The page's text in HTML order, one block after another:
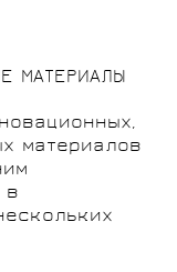
МАТЕРИАЛЫ
материалов
в